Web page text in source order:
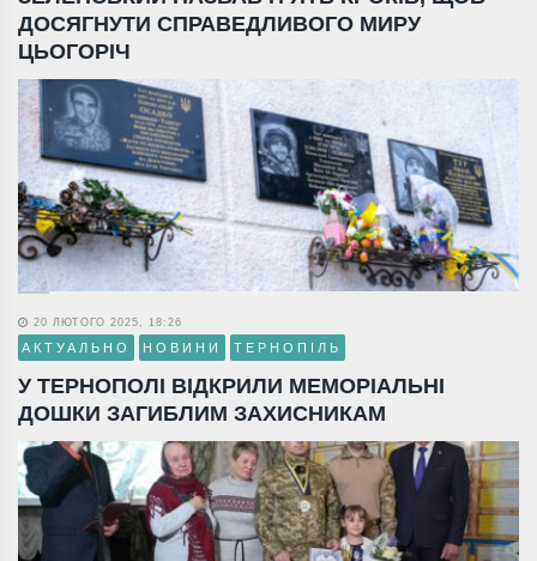
ДОСЯГНУТИ СПРАВЕДЛИВОГО МИРУ
ЦЬОГОРІЧ
20 ЛЮТОГО 2025, 18:26
АКТУАЛЬНО НОВИНИ ТЕРНОПІЛЬ
У ТЕРНОПОЛІ ВІДКРИЛИ МЕМОРІАЛЬНІ
ДОШКИ ЗАГИБЛИМ ЗАХИСНИКАМ